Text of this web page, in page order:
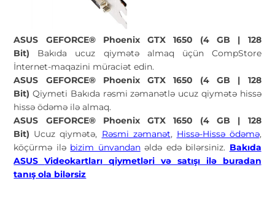
ASUS GEFORCE® Phoenix GTX 1650 (4 GB | 128
Bit) Bakıda ucuz qiymətə almaq üçün CompStore
İnternet-maqazini müraciət edin.
ASUS GEFORCE® Phoenix GTX 1650 (4 GB | 128
Bit)Qiymeti Bakıda rəsmi zəmanətlə ucuz qiymətə hissə
hissə ödəmə ilə almaq.
ASUS GEFORCE® Phoenix GTX 1650 (4 GB | 128
Bit) Ucuz qiymətə, Rəsmi zəmanət, Hissə-Hissə ödəmə,
köçürmə ilə bizim ünvandanəldə edə bilərsiniz. Bakıda
ASUSVideokartları qiymetləri və satışı ilə buradan
tanış ola bilərsiz